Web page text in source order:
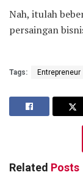
Nah, itulah
persaingan
Tags: Entrepreneur
Related Posts